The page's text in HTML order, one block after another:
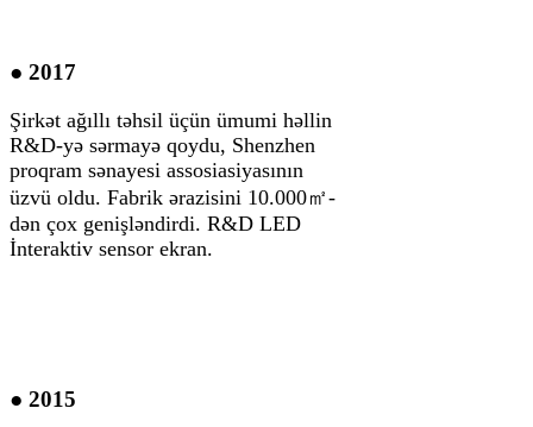
● 2017
Şirkət ağıllı təhsil üçün ümumi həllin
R&D-yə sərmayə qoydu, Shenzhen
proqram sənayesi assosiasiyasının
üzvü oldu. Fabrik ərazisini 10.000㎡-
dən çox genişləndirdi. R&D LED
İnteraktiv sensor ekran.
● 2015